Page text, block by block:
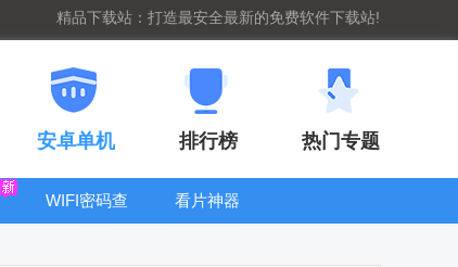
精品下载站：打造最安全最新的免费软件下载站!
安卓单机 排行榜 热门专题
WIFI密码查
看片神器